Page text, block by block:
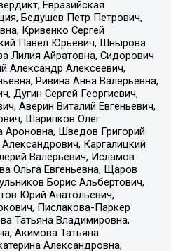
Евразийская
Бедушев Петр Петрович,
Кривенко Сергей
Павел Юрьевич, Шнырова
Лилия Айратовна, Сидорович
Александр Алексеевич,
Ривина Анна Валерьевна,
Дугин Сергей Георгиевич,
Аверин Виталий Евгеньевич,
Шарипков Олег
Шведов Григорий
Каргалицкий
Валерьевич, Исламов
Ольга Евгеньевна, Щаров
Борис Альбертович,
Юрий Анатольевич,
Пислакова-Паркер
Татьяна Владимировна,
Акимова Татьяна
Александровна,